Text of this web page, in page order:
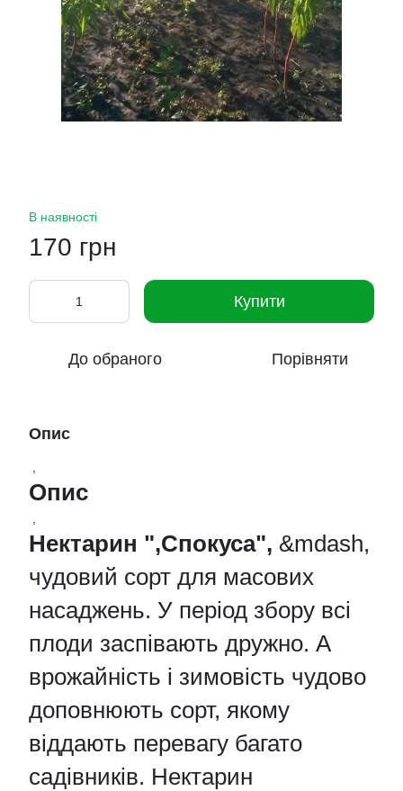
В наявності
170 грн
Купити
До обраного Порівняти
Опис
Опис
Нектарин ",Спокуса", &mdash,
чудовий сорт для масових
насаджень. У період збору всі
плоди заспівають дружно. А
врожайність і зимовість чудово
доповнюють сорт, якому
віддають перевагу багато
садівників. Нектарин